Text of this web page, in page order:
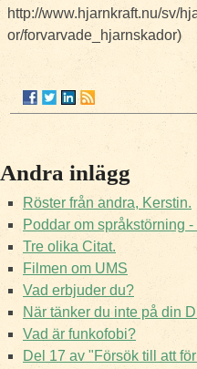
http://www.hjarnkraft.nu/sv/
or/forvarvade_hjarnskador)
Andra inlägg
Röster från andra, Kerstin.
Poddar om språkstörning
Tre olika Citat.
Filmen om UMS
Vad erbjuder du?
När tänker du inte på din
Vad är funkofobi?
Del 17 av "Försök till att